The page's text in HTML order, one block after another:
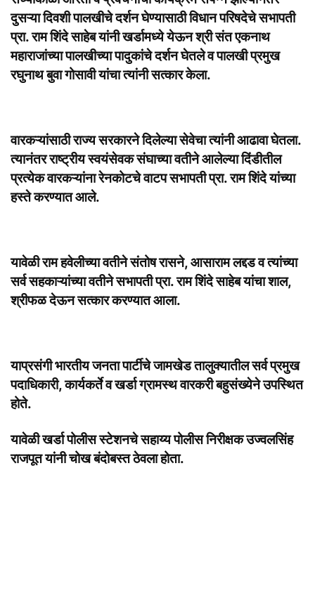
दुसऱ्या दिवशी पालखीचे दर्शन घेण्यासाठी विधान परिषदेचे सभापती
प्रा. राम शिंदे साहेब यांनी खर्डामध्ये येऊन श्री संत एकनाथ
महाराजांच्या पालखीच्या पादुकांचे दर्शन घेतले व पालखी प्रमुख
रघुनाथ बुवा गोसावी यांचा त्यांनी सत्कार केला.
वारकऱ्यांसाठी राज्य सरकारने दिलेल्या सेवेचा त्यांनी आढावा घेतला.
त्यानंतर राष्ट्रीय स्वयंसेवक संघाच्या वतीने आलेल्या दिंडीतील
प्रत्येक वारकऱ्यांना रेनकोटचे वाटप सभापती प्रा. राम शिंदे यांच्या
हस्ते करण्यात आले.
यावेळी राम हवेलीच्या वतीने संतोष रासने, आसाराम लद्दड व त्यांच्या
सर्व सहकाऱ्यांच्या वतीने सभापती प्रा. राम शिंदे साहेब यांचा शाल,
श्रीफळ देऊन सत्कार करण्यात आला.
याप्रसंगी भारतीय जनता पार्टीचे जामखेड तालुक्यातील सर्व प्रमुख
पदाधिकारी, कार्यकर्ते व खर्डा ग्रामस्थ वारकरी बहुसंख्येने उपस्थित
होते.
यावेळी खर्डा पोलीस स्टेशनचे सहाय्य पोलीस निरीक्षक उज्वलसिंह
राजपूत यांनी चोख बंदोबस्त ठेवला होता.